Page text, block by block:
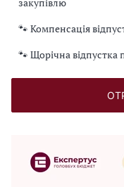
закупівлю
🐾 Компенсація
🐾 Щорічна відпустка